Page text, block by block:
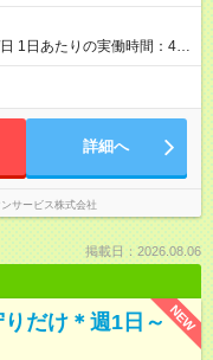
1日あたりの実働時間：4時
00分～17時30分 ・13時00
詳細へ
サービス株式会社
掲載日：2026.08.06
NEW
だけ＊週1日～